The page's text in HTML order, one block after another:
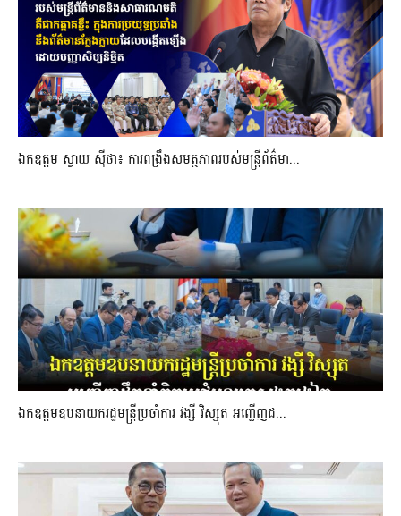
ឯកឧត្តម ស្វាយ ស៊ីថា៖ ការពង្រឹងសមត្ថភាពរបស់មន្ត្រីព័ត៌មា...
ឯកឧត្តមឧបនាយករដ្ឋមន្រ្តីប្រចាំការ វង្សី វិស្សុត អញ្ជើញដ...